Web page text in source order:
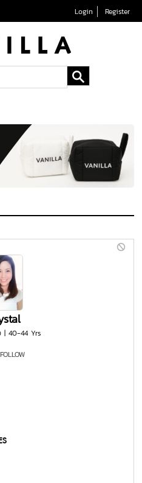
Login Register
| 40-44 Yrs
FOLLOW